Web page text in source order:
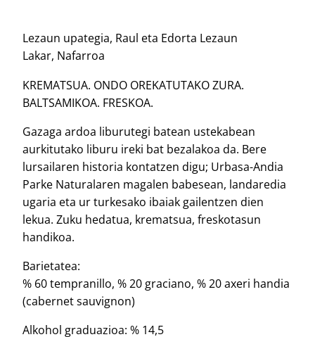
Lezaun upategia, Raul eta Edorta Lezaun
Lakar, Nafarroa
KREMATSUA. ONDO OREKATUTAKO ZURA.
BALTSAMIKOA. FRESKOA.
Gazaga ardoa liburutegi batean ustekabean
aurkitutako liburu ireki bat bezalakoa da. Bere
lursailaren historia kontatzen digu; Urbasa-Andia
Parke Naturalaren magalen babesean, landaredia
ugaria eta ur turkesako ibaiak gailentzen dien
lekua. Zuku hedatua, krematsua, freskotasun
handikoa.
Barietatea:
% 60 tempranillo, % 20 graciano, % 20 axeri handia
(cabernet sauvignon)
Alkohol graduazioa: % 14,5